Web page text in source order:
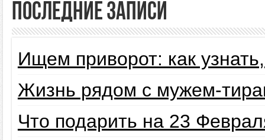
Последние записи
Ищем приворот: как
Жизнь рядом с мужем-
Что подарить на 23